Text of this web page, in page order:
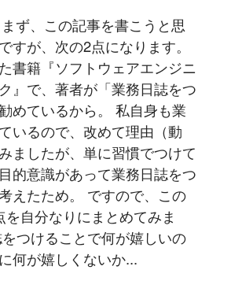
ず、この記事を書こうと思
すが、次の2点になります。
書籍『ソフトウェアエンジニ
』で、著者が「業務日誌をつ
めているから。 私自身も業
いるので、改めて理由（動
ましたが、単に習慣でつけて
的意識があって業務日誌をつ
えたため。 ですので、この
自分なりにまとめてみま
つけることで何が嬉しいの
何が嬉しくないか...